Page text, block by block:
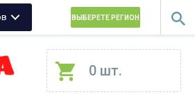
ВЫБЕРЕТЕ РЕГИОН
0 шт.